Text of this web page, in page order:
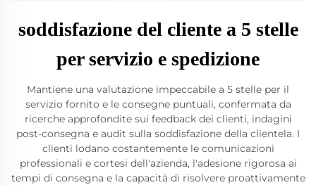
soddisfazione del cliente a 5 stelle
per servizio e spedizione
Mantiene una valutazione impeccabile a 5 stelle per il
servizio fornito e le consegne puntuali, confermata da
ricerche approfondite sui feedback dei clienti, indagini
post-consegna e audit sulla soddisfazione della clientela. I
clienti lodano costantemente le comunicazioni
professionali e cortesi dell'azienda, l'adesione rigorosa ai
tempi di consegna e la capacità di risolvere proattivamente